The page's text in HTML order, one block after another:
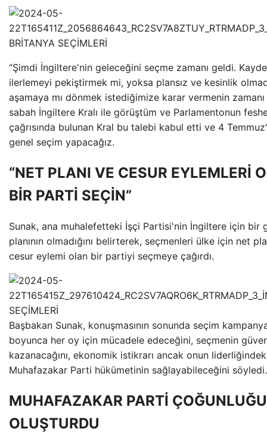
“Şimdi İngiltere'nin geleceğini seçme zamanı geldi.
ilerlemeyi pekiştirmek mi, yoksa plansız ve kesinlik
aşamaya mı dönmek istediğimize karar vermenin
sabah İngiltere Kralı ile görüştüm ve Parlamentonun
çağrısında bulunan Kral bu talebi kabul etti ve 4
genel seçim yapacağız.
“NET PLANI VE CESUR EYLEMLERİ
BİR PARTİ SEÇİN”
Sunak, ana muhalefetteki İşçi Partisi'nin İngiltere için bir
planının olmadığını belirterek, seçmenleri ülke için net
cesur eylemi olan bir partiyi seçmeye çağırdı.
Başbakan Sunak, konuşmasının sonunda seçim
boyunca her oy için mücadele edeceğini, seçmenin
kazanacağını, ekonomik istikrarı ancak onun
Muhafazakar Parti hükümetinin sağlayabileceğini söyledi.
MUHAFAZAKAR PARTİ ÇOĞUNLUĞU
OLUŞTURDU